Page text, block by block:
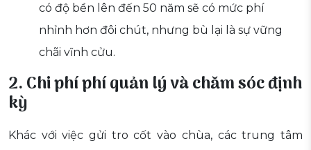
có độ bền lên đến 50 năm sẽ có mức phí
nhỉnh hơn đôi chút, nhưng bù lại là sự vững
chãi vĩnh cửu.
2. Chi phí phí quản lý và chăm sóc định
kỳ
Khác với việc gửi tro cốt vào chùa, các trung tâm